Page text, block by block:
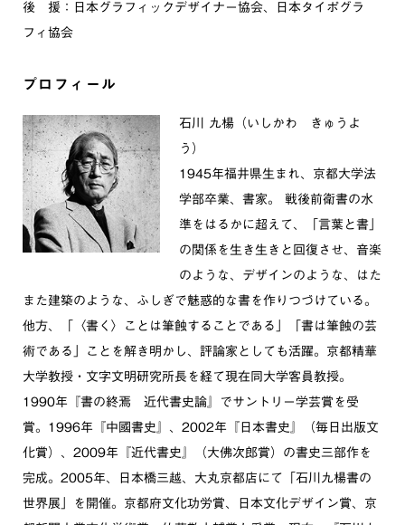
後 援：日本グラフィックデザイナー協会、日本タイポグラ
フィ協会
プロフィール
石川 九楊（いしかわ きゅうよ
う）
1945年福井県生まれ、京都大学法
学部卒業、書家。 戦後前衛書の水
準をはるかに超えて、「言葉と書」
の関係を生き生きと回復させ、音楽
のような、デザインのような、はた
また建築のような、ふしぎで魅惑的な書を作りつづけている。
他方、「〈書く〉ことは筆蝕することである」「書は筆蝕の芸
術である」ことを解き明かし、評論家としても活躍。京都精華
大学教授・文字文明研究所長を経て現在同大学客員教授。
1990年『書の終焉 近代書史論』でサントリー学芸賞を受
賞。1996年『中國書史』、2002年『日本書史』（毎日出版文
化賞）、2009年『近代書史』（大佛次郎賞）の書史三部作を
完成。2005年、日本橋三越、大丸京都店にて「石川九楊書の
世界展」を開催。京都府文化功労賞、日本文化デザイン賞、京